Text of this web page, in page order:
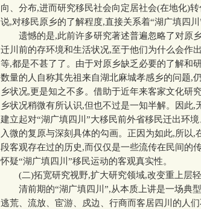
向、分布,进而研究移民社会向定居社会(在地化)
说,对移民原乡的了解程度,直接关系着“湖广填四川
遗憾的是,此前许多研究著述普遍忽略了对原
迁川前的存环境和生活状况,至于他们为什么会作
等,都是不甚了了。由于对原乡缺乏必要的了解和
数量的人自称其先祖来自湖北麻城孝感乡的问题,
乡状况,更是知之不多。借助于近年来客家文化研
乡状况稍微有所认识,但也不过是一知半解。因此
建立起对“湖广填四川”大移民前外省移民迁出环
入微的复原与深刻具体的勾画。正因为如此,所以,
段客观存在过的历史,而仅仅是一些流传在民间的
怀疑“湖广填四川”移民运动的客观真实性。
(二)拓宽研究视野,扩大研究领域,改变重上层轻
清前期的“湖广填四川”,从本质上讲是一场典
逃荒、流放、宦游、戍边、行商而客居四川的人